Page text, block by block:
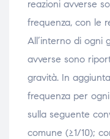
reazioni avverse
frequenza, con le
All’interno di ogni
avverse sono
gravità. In
frequenza per
sulla seguente
comune (≥1/10);